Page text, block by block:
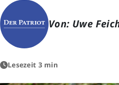
Von: Uwe
Lesezeit 3 min